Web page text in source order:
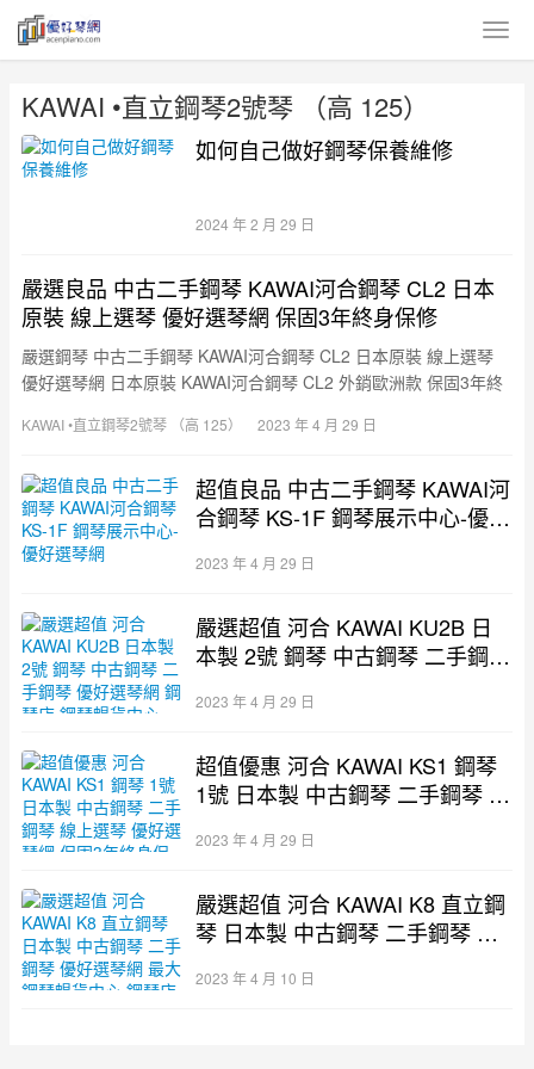
KAWAI •直立鋼琴2號琴 （高 125）
如何自己做好鋼琴保養維修
2024 年 2 月 29 日
嚴選良品 中古二手鋼琴 KAWAI河合鋼琴 CL2 日本
原裝 線上選琴 優好選琴網 保固3年終身保修
嚴選鋼琴 中古二手鋼琴 KAWAI河合鋼琴 CL2 日本原裝 線上選琴
優好選琴網 日本原裝 KAWAI河合鋼琴 CL2 外銷歐洲款 保固3年終
KAWAI •直立鋼琴2號琴 （高 125） 2023 年 4 月 29 日
超值良品 中古二手鋼琴 KAWAI河
合鋼琴 KS-1F 鋼琴展示中心-優好
2023 年 4 月 29 日
嚴選超值 河合 KAWAI KU2B 日
本製 2號 鋼琴 中古鋼琴 二手鋼琴
2023 年 4 月 29 日
超值優惠 河合 KAWAI KS1 鋼琴
1號 日本製 中古鋼琴 二手鋼琴 線
保
2023 年 4 月 29 日
嚴選超值 河合 KAWAI K8 直立鋼
琴 日本製 中古鋼琴 二手鋼琴 優
店
2023 年 4 月 10 日